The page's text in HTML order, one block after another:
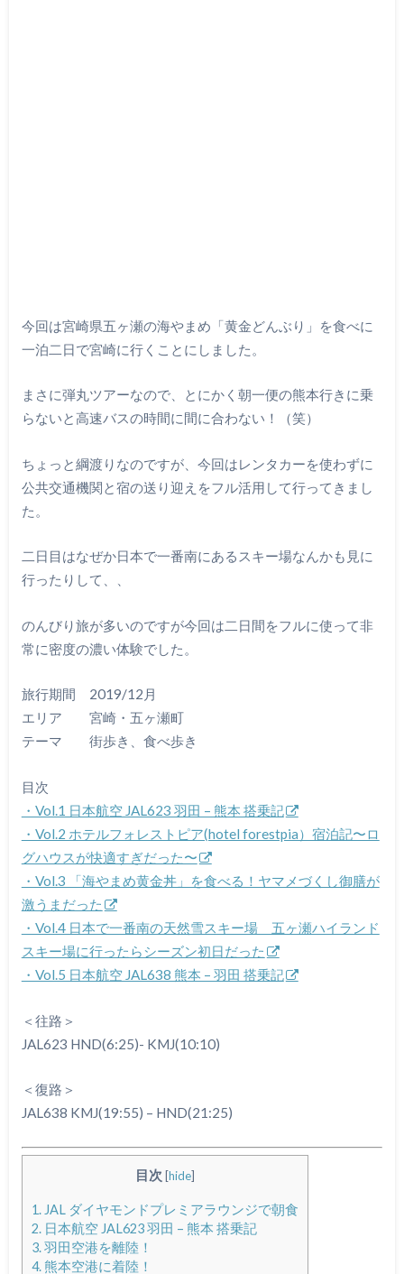
今回は宮崎県五ヶ瀬の海やまめ「黄金どんぶり」を食べに
一泊二日で宮崎に行くことにしました。
まさに弾丸ツアーなので、とにかく朝一便の熊本行きに乗
らないと高速バスの時間に間に合わない！（笑）
ちょっと綱渡りなのですが、今回はレンタカーを使わずに
公共交通機関と宿の送り迎えをフル活用して行ってきまし
た。
二日目はなぜか日本で一番南にあるスキー場なんかも見に
行ったりして、、
のんびり旅が多いのですが今回は二日間をフルに使って非
常に密度の濃い体験でした。
旅行期間 2019/12月
エリア 宮崎・五ヶ瀬町
テーマ 街歩き、食べ歩き
目次
・Vol.1 日本航空 JAL623 羽田 – 熊本 搭乗記
・Vol.2 ホテルフォレストピア(hotel forestpia）宿泊記〜ロ
グハウスが快適すぎだった〜
・Vol.3 「海やまめ黄金丼」を食べる！ヤマメづくし御膳が
激うまだった
・Vol.4 日本で一番南の天然雪スキー場 五ヶ瀬ハイランド
スキー場に行ったらシーズン初日だった
・Vol.5 日本航空 JAL638 熊本 – 羽田 搭乗記
＜往路＞
JAL623 HND(6:25)- KMJ(10:10)
＜復路＞
JAL638 KMJ(19:55) – HND(21:25)
目次 [hide]
1.JAL ダイヤモンドプレミアラウンジで朝食
2.日本航空 JAL623 羽田 – 熊本 搭乗記
3.羽田空港を離陸！
4.熊本空港に着陸！